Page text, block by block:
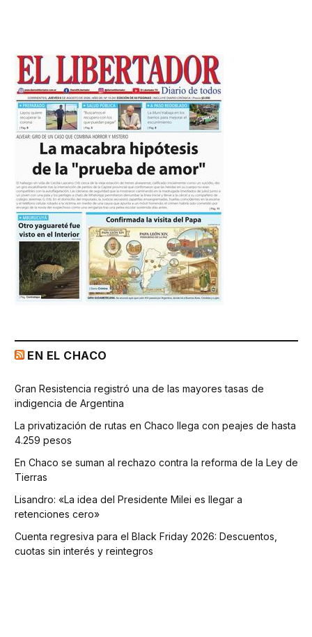
EN EL CHACO
Gran Resistencia registró una de las mayores tasas de
indigencia de Argentina
La privatización de rutas en Chaco llega con peajes de hasta
4.259 pesos
En Chaco se suman al rechazo contra la reforma de la Ley de
Tierras
Lisandro: «La idea del Presidente Milei es llegar a
retenciones cero»
Cuenta regresiva para el Black Friday 2026: Descuentos,
cuotas sin interés y reintegros